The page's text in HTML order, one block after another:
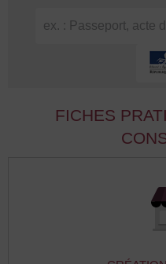
FICHES